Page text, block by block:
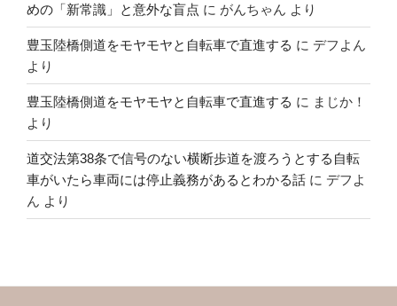
めの「新常識」と意外な盲点 に がんちゃん より
豊玉陸橋側道をモヤモヤと自転車で直進する に デフよん
より
豊玉陸橋側道をモヤモヤと自転車で直進する に まじか！
より
道交法第38条で信号のない横断歩道を渡ろうとする自転
車がいたら車両には停止義務があるとわかる話 に デフよ
ん より